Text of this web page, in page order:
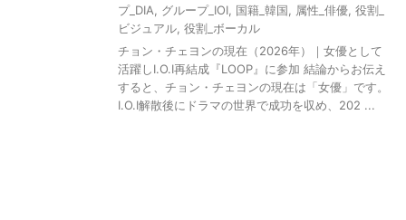
プ_DIA
グループ_IOI 国籍_韓国 属性_俳優 役割_
ビジュアル 役割_ボーカル
チョン・チェヨンの現在（2026年）｜女優として
活躍しI.O.I再結成『LOOP』に参加 結論からお伝え
すると、チョン・チェヨンの現在は「女優」です。
I.O.I解散後にドラマの世界で成功を収め、202 ...